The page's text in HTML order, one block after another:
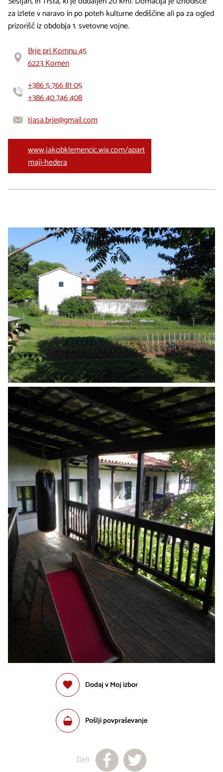
za izlete v naravo in po poteh kulturne dediščine ali pa za ogled
prizorišč iz obdobja 1. svetovne vojne.
Brje pri Komnu 45
6223 Komen
+386 5 766 81 05
+386 40 746 408
tjasa.brje@gmail.com
www.jakobklemencic.wix.com/apart
maji-hedera
Dodaj v Moj izbor
Pošlji povpraševanje
Deli